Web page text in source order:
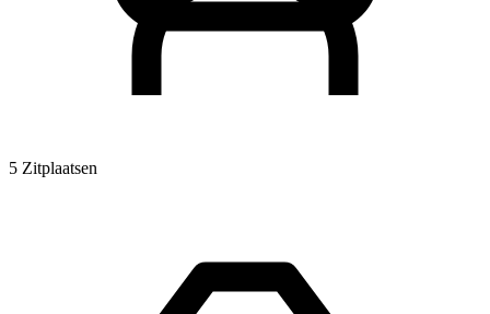
5 Zitplaatsen